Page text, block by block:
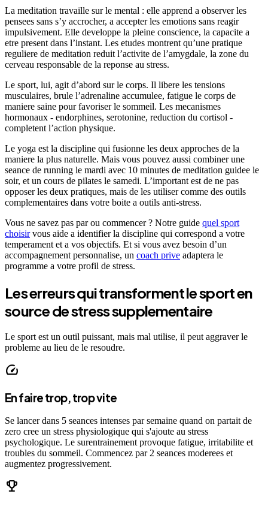
La meditation travaille sur le mental : elle apprend a observer les
pensees sans s’y accrocher, a accepter les emotions sans reagir
impulsivement. Elle developpe la pleine conscience, la capacite a
etre present dans l’instant. Les etudes montrent qu’une pratique
reguliere de meditation reduit l’activite de l’amygdale, la zone du
cerveau responsable de la reponse au stress.
Le sport, lui, agit d’abord sur le corps. Il libere les tensions
musculaires, brule l’adrenaline accumulee, fatigue le corps de
maniere saine pour favoriser le sommeil. Les mecanismes
hormonaux - endorphines, serotonine, reduction du cortisol -
completent l’action physique.
Le yoga est la discipline qui fusionne les deux approches de la
maniere la plus naturelle. Mais vous pouvez aussi combiner une
seance de running le mardi avec 10 minutes de meditation guidee le
soir, et un cours de pilates le samedi. L’important est de ne pas
opposer les deux pratiques, mais de les utiliser comme des outils
complementaires dans votre boite a outils anti-stress.
Vous ne savez pas par ou commencer ? Notre guide quel sport
choisir vous aide a identifier la discipline qui correspond a votre
temperament et a vos objectifs. Et si vous avez besoin d’un
accompagnement personnalise, un coach prive adaptera le
programme a votre profil de stress.
Les erreurs qui transforment le sport en
source de stress supplementaire
Le sport est un outil puissant, mais mal utilise, il peut aggraver le
probleme au lieu de le resoudre.
speed
En faire trop, trop vite
Se lancer dans 5 seances intenses par semaine quand on partait de
zero cree un stress physiologique qui s'ajoute au stress
psychologique. Le surentrainement provoque fatigue, irritabilite et
troubles du sommeil. Commencez par 2 seances moderees et
augmentez progressivement.
emoji_events